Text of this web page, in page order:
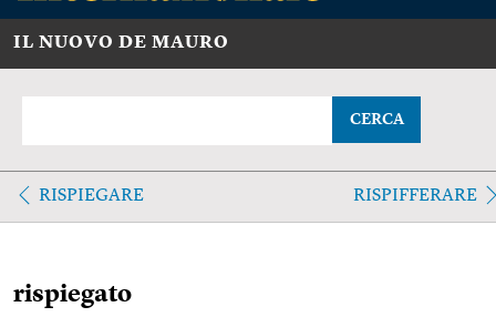
IL NUOVO DE MAURO
CERCA
RISPIEGARE RISPIFFERARE
rispiegato